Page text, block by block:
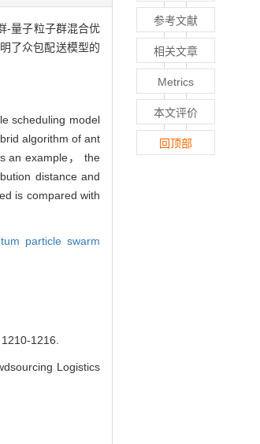
-量子粒子群混合优
了众包配送模型的
scheduling model
algorithm of ant
an example， the
distance and
is compared with
particle swarm
1216.
Logistics
参考文献
相关文章
Metrics
本文评价
回顶部